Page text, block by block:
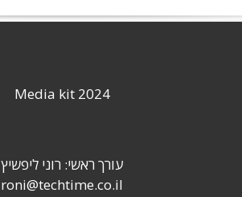
Media kit 2024
עורך ראשי: רוני ליפשיץ
roni@techtime.co.il